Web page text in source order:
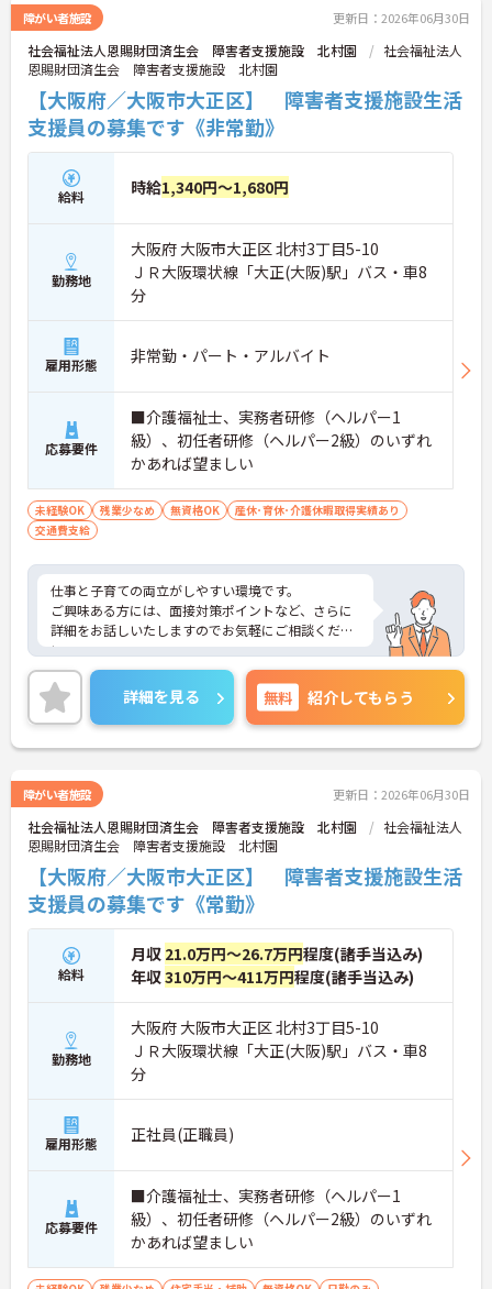
また資格取得支援が充実！奨励金制度や、研修など
スキルアップを目指す方にオススメの環境です！
また独身寮もございますので遠方の方でもご応募い
ただけますよ◎
ご興味ある方には、面接対策ポイントなど、さらに
詳細をお話しいたしますのでお気軽にご相談くださ
い。
障がい者施設 更新日：2026年06月30日
社会福祉法人恩賜財団済生会 障害者支援施設 北村園
社会福祉法人
恩賜財団済生会 障害者支援施設 北村園
【大阪府／大阪市大正区】 障害者支援施設生活
支援員の募集です《非常勤》
給料 時給1,340円～1,680円
勤務地
大阪府 大阪市大正区 北村3丁目5-10
ＪＲ大阪環状線「大正(大阪)駅」バス・車8
分
雇用形態 非常勤・パート・アルバイト
応募要件
■介護福祉士、実務者研修（ヘルパー1
級）、初任者研修（ヘルパー2級）のいずれ
かあれば望ましい
未経験OK 残業少なめ 無資格OK
産休･育休･介護休暇取得実績あり
交通費支給
仕事と子育ての両立がしやすい環境です。
ご興味ある方には、面接対策ポイントなど、さらに
詳細をお話しいたしますのでお気軽にご相談くださ
い。
詳細を見る 無料 紹介してもらう
障がい者施設 更新日：2026年06月30日
社会福祉法人恩賜財団済生会 障害者支援施設 北村園
社会福祉法人
恩賜財団済生会 障害者支援施設 北村園
【大阪府／大阪市大正区】 障害者支援施設生活
支援員の募集です《常勤》
給料
月収 21.0万円～26.7万円程度(諸手当込み)
年収310万円～411万円程度(諸手当込み)
勤務地
大阪府 大阪市大正区 北村3丁目5-10
ＪＲ大阪環状線「大正(大阪)駅」バス・車8
分
雇用形態 正社員(正職員)
応募要件
■介護福祉士、実務者研修（ヘルパー1
級）、初任者研修（ヘルパー2級）のいずれ
かあれば望ましい